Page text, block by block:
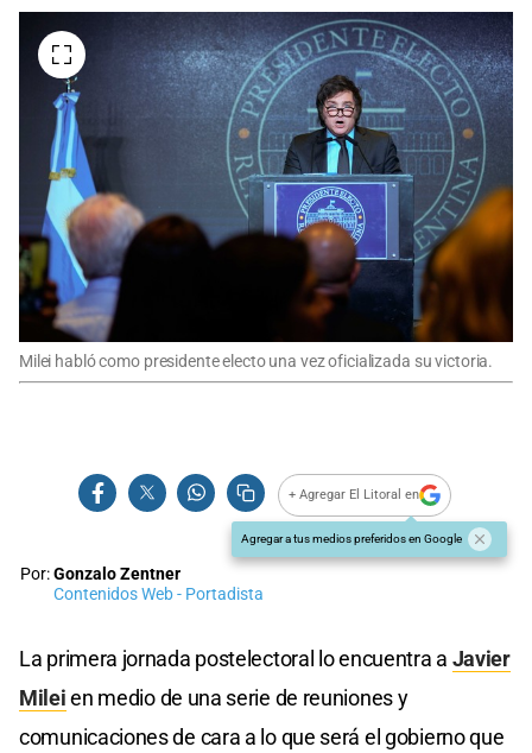
Milei habló como presidente electo una vez oficializada su victoria.
+ Agregar El Litoral en
Agregar a tus medios preferidos en Google
Por:Gonzalo Zentner
Contenidos Web - Portadista
La primera jornada postelectoral lo encuentra a Javier
Mileien medio de una serie de reuniones y
comunicaciones de cara a lo que será el gobierno que